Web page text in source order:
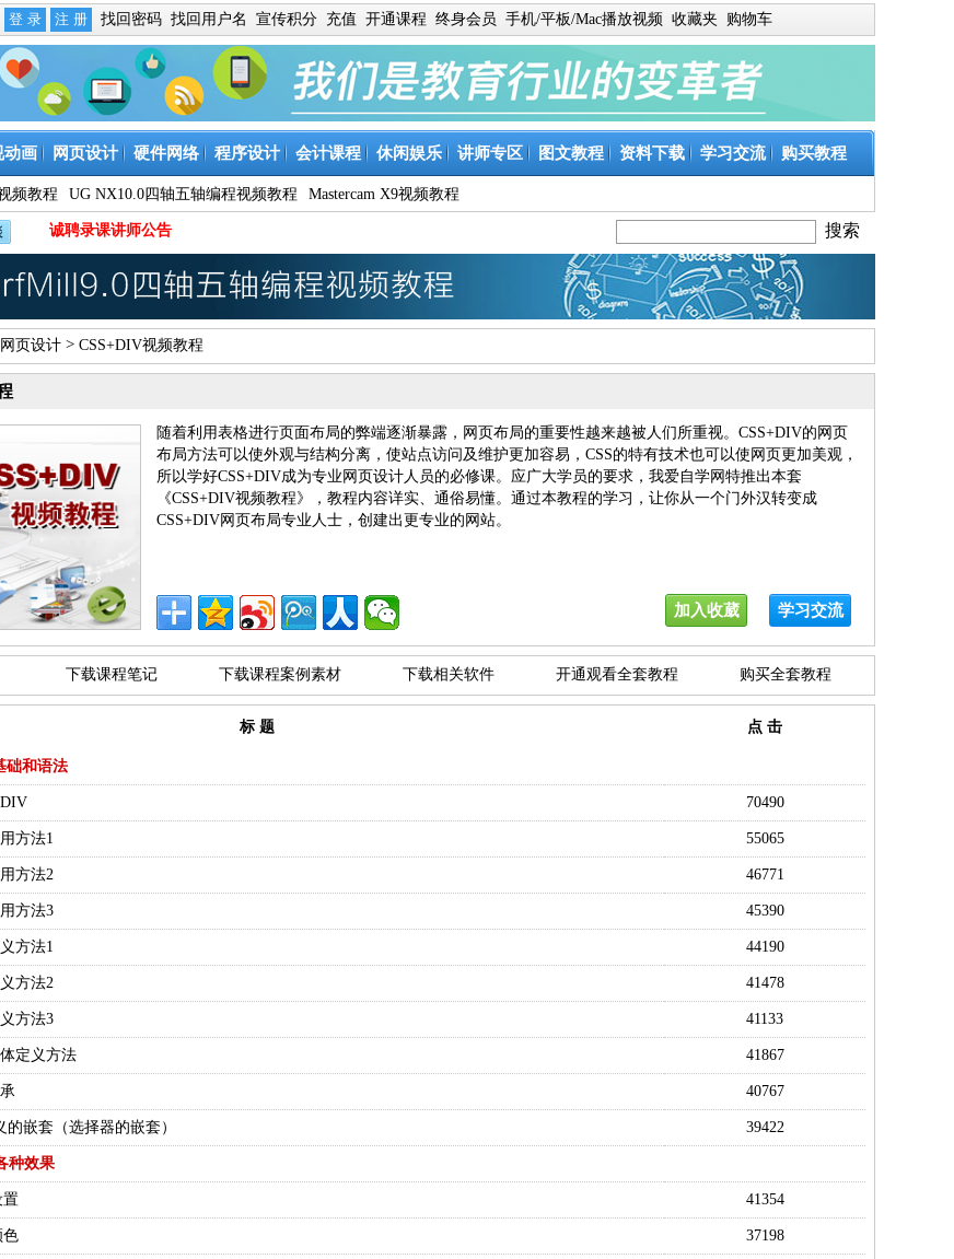
找回密码 找回用户名 宣传积分 充值 开通课程 终身会员 手机/平板/Mac播放视频 收藏夹 购物车
动画 网页设计 硬件网络 程序设计 会计课程 休闲娱乐 讲师专区 图文教程 资料下载 学习交流 购买教程
频教程 UG NX10.0四轴五轴编程视频教程 Mastercam X9视频教程
诚聘录课讲师公告
网页设计 > CSS+DIV视频教程
随着利用表格进行页面布局的弊端逐渐暴露，网页布局的重要性越来越被人们所重视。CSS+DIV的网页
布局方法可以使外观与结构分离，使站点访问及维护更加容易，CSS的特有技术也可以使网页更加美观，
所以学好CSS+DIV成为专业网页设计人员的必修课。应广大学员的要求，我爱自学网特推出本套
《CSS+DIV视频教程》，教程内容详实、通俗易懂。通过本教程的学习，让你从一个门外汉转变成
CSS+DIV网页布局专业人士，创建出更专业的网站。
学习交流
加入收葳
下载课程笔记 下载课程案例素材 下载相关软件 开通观看全套教程 购买全套教程
标 题 点 击
础和语法
70490
方法1 55065
方法2 46771
方法3 45390
方法1 44190
方法2 41478
方法3 41133
定义方法 41867
40767
的嵌套（选择器的嵌套） 39422
种效果
置 41354
色 37198